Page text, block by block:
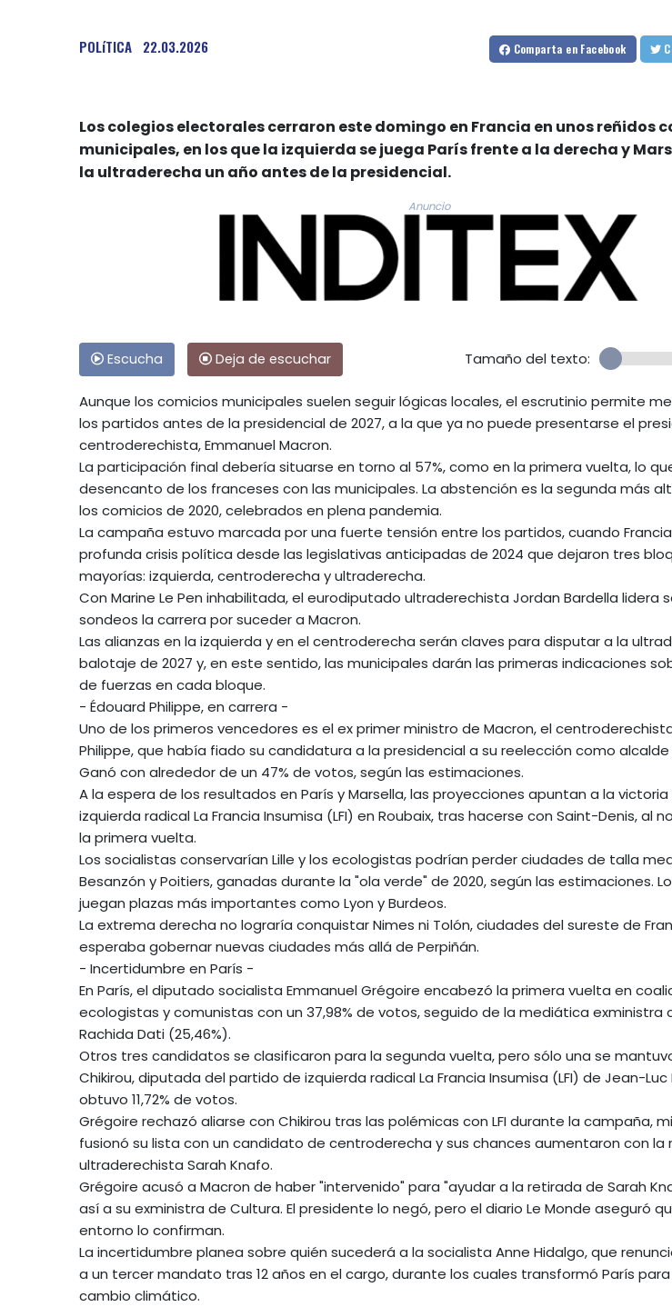
POLíTICA 22.03.2026 Comparta en Facebook
Los colegios electorales cerraron este domingo en Francia en unos reñidos
municipales, en los que la izquierda se juega París frente a la derecha y
la ultraderecha un año antes de la presidencial.
Anuncio
Escucha Deja de escuchar Tamaño del texto:
Aunque los comicios municipales suelen seguir lógicas locales, el escrutinio permite
los partidos antes de la presidencial de 2027, a la que ya no puede presentarse el
centroderechista, Emmanuel Macron.
La participación final debería situarse en torno al 57%, como en la primera vuelta, lo
desencanto de los franceses con las municipales. La abstención es la segunda más
los comicios de 2020, celebrados en plena pandemia.
La campaña estuvo marcada por una fuerte tensión entre los partidos, cuando
profunda crisis política desde las legislativas anticipadas de 2024 que dejaron tres
mayorías: izquierda, centroderecha y ultraderecha.
Con Marine Le Pen inhabilitada, el eurodiputado ultraderechista Jordan Bardella lidera
sondeos la carrera por suceder a Macron.
Las alianzas en la izquierda y en el centroderecha serán claves para disputar a la
balotaje de 2027 y, en este sentido, las municipales darán las primeras indicaciones
de fuerzas en cada bloque.
- Édouard Philippe, en carrera -
Uno de los primeros vencedores es el ex primer ministro de Macron, el
Philippe, que había fiado su candidatura a la presidencial a su reelección como alcalde
Ganó con alrededor de un 47% de votos, según las estimaciones.
A la espera de los resultados en París y Marsella, las proyecciones apuntan a la
izquierda radical La Francia Insumisa (LFI) en Roubaix, tras hacerse con Saint-Denis, al
la primera vuelta.
Los socialistas conservarían Lille y los ecologistas podrían perder ciudades de talla
Besanzón y Poitiers, ganadas durante la "ola verde" de 2020, según las estimaciones.
juegan plazas más importantes como Lyon y Burdeos.
La extrema derecha no lograría conquistar Nimes ni Tolón, ciudades del sureste de
esperaba gobernar nuevas ciudades más allá de Perpiñán.
- Incertidumbre en París -
En París, el diputado socialista Emmanuel Grégoire encabezó la primera vuelta en
ecologistas y comunistas con un 37,98% de votos, seguido de la mediática exministra
Rachida Dati (25,46%).
Otros tres candidatos se clasificaron para la segunda vuelta, pero sólo una se
Chikirou, diputada del partido de izquierda radical La Francia Insumisa (LFI) de Jean-
obtuvo 11,72% de votos.
Grégoire rechazó aliarse con Chikirou tras las polémicas con LFI durante la campaña,
fusionó su lista con un candidato de centroderecha y sus chances aumentaron con la
ultraderechista Sarah Knafo.
Grégoire acusó a Macron de haber "intervenido" para "ayudar a la retirada de Sarah
así a su exministra de Cultura. El presidente lo negó, pero el diario Le Monde aseguró
entorno lo confirman.
La incertidumbre planea sobre quién sucederá a la socialista Anne Hidalgo, que
a un tercer mandato tras 12 años en el cargo, durante los cuales transformó París
cambio climático.